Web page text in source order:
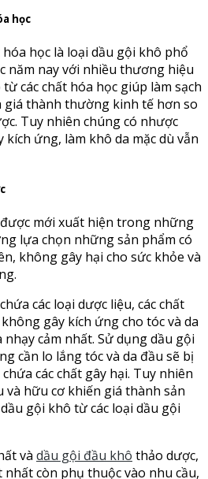
học
học là loại dầu gội khô phổ
năm nay với nhiều thương hiệu
các chất hóa học giúp làm sạch
giá thành thường kinh tế hơn so
Tuy nhiên chúng có nhược
kích ứng, làm khô da mặc dù vẫn
mới xuất hiện trong những
lựa chọn những sản phẩm có
không gây hại cho sức khỏe và
các loại dược liệu, các chất
gây kích ứng cho tóc và da
cảm nhất. Sử dụng dầu gội
cần lo lắng tóc và da đầu sẽ bị
các chất gây hại. Tuy nhiên
hữu cơ khiến giá thành sản
gội khô từ các loại dầu gội
và dầu gội đầu khô thảo dược,
còn phụ thuộc vào nhu cầu,